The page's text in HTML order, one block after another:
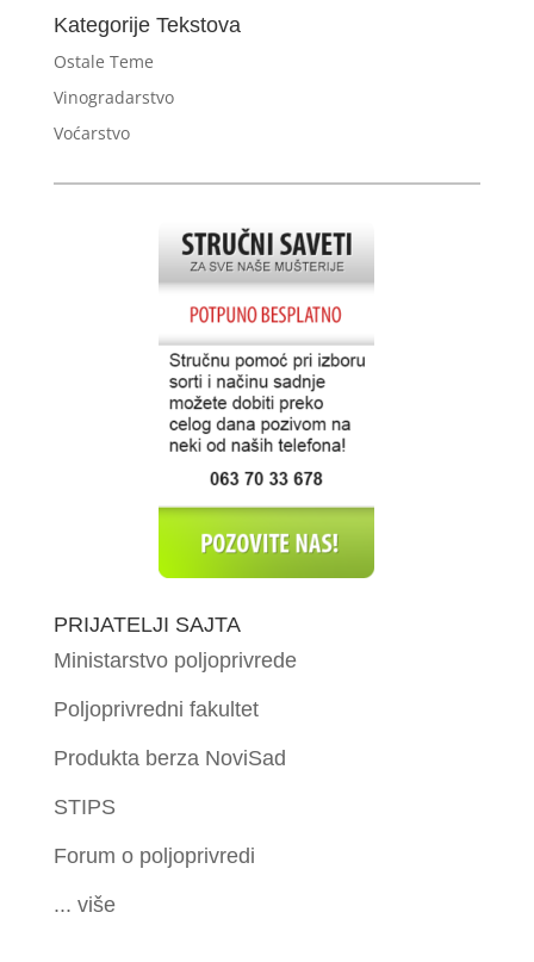
Kategorije Tekstova
Ostale Teme
Vinogradarstvo
Voćarstvo
PRIJATELJI SAJTA
Ministarstvo poljoprivrede
Poljoprivredni fakultet
Produkta berza NoviSad
STIPS
Forum o poljoprivredi
... više